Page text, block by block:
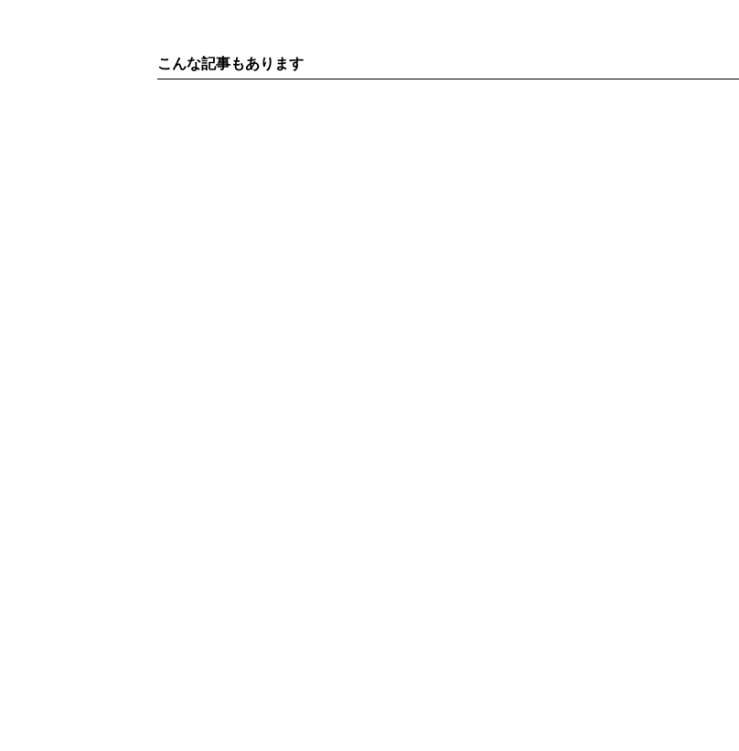
こんな記事もあります